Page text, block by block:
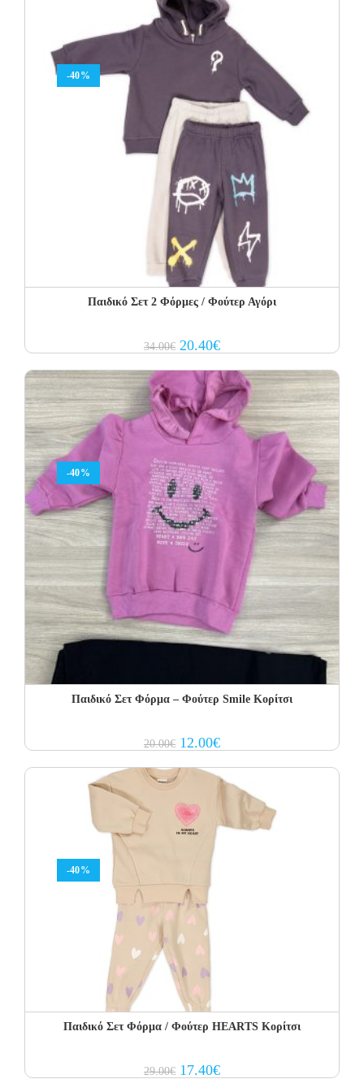
-40%
Παιδικό Σετ 2 Φόρμες / Φούτερ Αγόρι
34.00€ Original
price
34.00€.
20.40€Current
price
20.40€.
-40%
Παιδικό Σετ Φόρμα – Φούτερ Smile Κορίτσι
20.00€ Original
price
20.00€.
12.00€Current
price
12.00€.
-40%
Παιδικό Σετ Φόρμα / Φούτερ HEARTS Κορίτσι
29.00€ Original
price
17.40€Current
price